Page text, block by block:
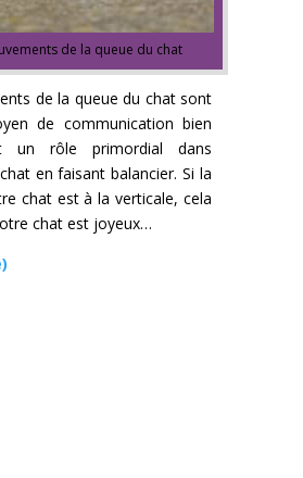
de la queue du chat
de la queue du chat sont
de communication bien
un rôle primordial dans
en faisant balancier. Si la
chat est à la verticale, cela
chat est joyeux…